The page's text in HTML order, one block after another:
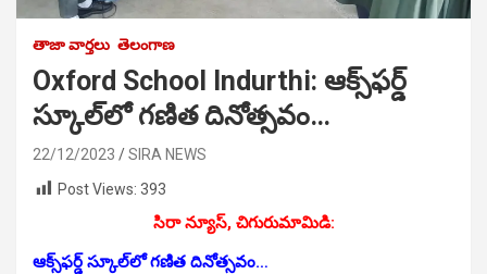
తాజా వార్తలు తెలంగాణ
Oxford School Indurthi: ఆక్స్‌ఫర్డ్‌
స్కూల్‌లో గణిత దినోత్సవం…
22/12/2023
SIRA NEWS
Post Views: 393
సిరా న్యూస్, చిగురుమామిడి:
ఆక్స్‌ఫర్డ్‌ స్కూల్‌లో గణిత దినోత్సవం…